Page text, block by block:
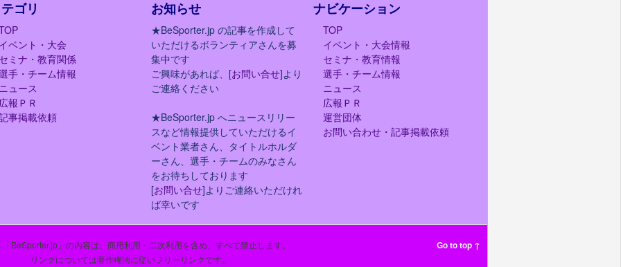
ゴリ
ベント・大会
ミナ・教育関係
手・チーム情報
ュース
報ＰＲ
事掲載依頼
お知らせ
★BeSporter.jp の記事を作成して
いただけるボランティアさんを募
集中です
ご興味があれば、[お問い合せ]より
ご連絡ください
★BeSporter.jp へニュースリリー
スなど情報提供していただけるイ
ベント業者さん、タイトルホルダ
ーさん、選手・チームのみなさん
をお待ちしております
[お問い合せ]よりご連絡いただけれ
ば幸いです
ナビケーション
TOP
イベント・大会情報
セミナ・教育情報
選手・チーム情報
ニュース
広報ＰＲ
運営団体
お問い合わせ・記事掲載依頼
Go to top ↑
BeSporter.jp」の内容は、商用利用・二次利用を含め、すべて禁止します。
リンクについては著作権法に従いフリーリンクです。